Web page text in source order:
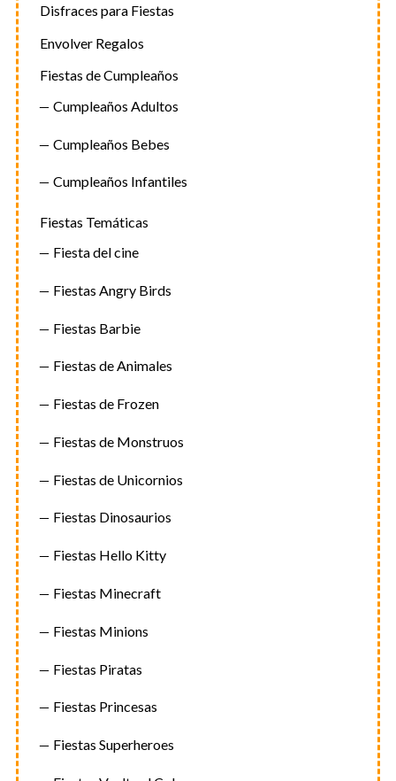
Disfraces para Fiestas
Envolver Regalos
Fiestas de Cumpleaños
Cumpleaños Adultos
Cumpleaños Bebes
Cumpleaños Infantiles
Fiestas Temáticas
Fiesta del cine
Fiestas Angry Birds
Fiestas Barbie
Fiestas de Animales
Fiestas de Frozen
Fiestas de Monstruos
Fiestas de Unicornios
Fiestas Dinosaurios
Fiestas Hello Kitty
Fiestas Minecraft
Fiestas Minions
Fiestas Piratas
Fiestas Princesas
Fiestas Superheroes
c
f